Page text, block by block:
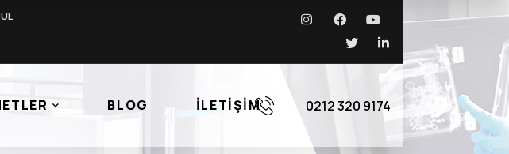
BLOG İLETIŞIM 0212 320 9174